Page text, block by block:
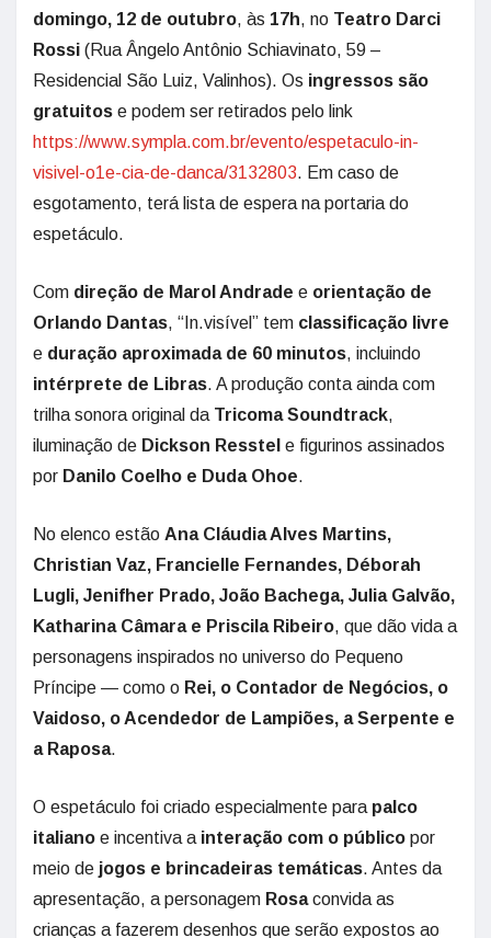
domingo, 12 de outubro, às 17h, no Teatro Darci
Rossi (Rua Ângelo Antônio Schiavinato, 59 –
Residencial São Luiz, Valinhos). Os ingressos são
gratuitos e podem ser retirados pelo link
https://www.sympla.com.br/evento/espetaculo-in-
visivel-o1e-cia-de-danca/3132803. Em caso de
esgotamento, terá lista de espera na portaria do
espetáculo.
Com direção de Marol Andrade e orientação de
Orlando Dantas, “In.visível” tem classificação livre
e duração aproximada de 60 minutos, incluindo
intérprete de Libras. A produção conta ainda com
trilha sonora original da Tricoma Soundtrack,
iluminação de Dickson Resstel e figurinos assinados
por Danilo Coelho e Duda Ohoe.
No elenco estão Ana Cláudia Alves Martins,
Christian Vaz, Francielle Fernandes, Déborah
Lugli, Jenifher Prado, João Bachega, Julia Galvão,
Katharina Câmara e Priscila Ribeiro, que dão vida a
personagens inspirados no universo do Pequeno
Príncipe — como o Rei, o Contador de Negócios, o
Vaidoso, o Acendedor de Lampiões, a Serpente e
a Raposa.
O espetáculo foi criado especialmente para palco
italiano e incentiva a interação com o público por
meio de jogos e brincadeiras temáticas. Antes da
apresentação, a personagem Rosaconvida as
crianças a fazerem desenhos que serão expostos ao